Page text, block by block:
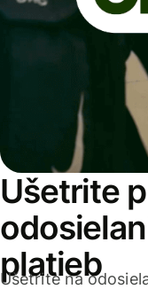
Ušetrite
platieb
Ušetrite na